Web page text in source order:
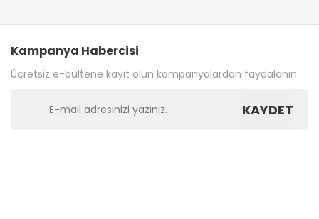
Kampanya Habercisi
Ücretsiz e-bültene kayıt olun kampanyalardan faydalanın
KAYDET